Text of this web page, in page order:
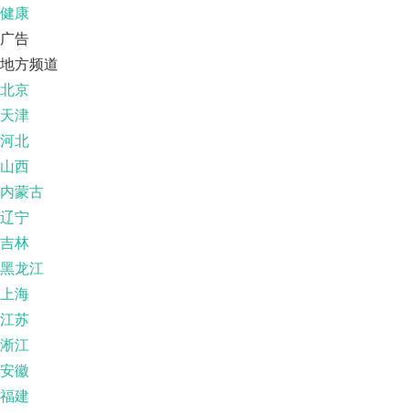
健康
广告
地方频道
北京
天津
河北
山西
内蒙古
辽宁
吉林
黑龙江
上海
江苏
淅江
安徽
福建